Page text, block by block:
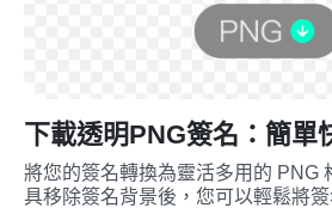
下載透明PNG簽名：簡單
將您的簽名轉換為靈活多用的 PNG
具移除簽名背景後，您可以輕鬆將